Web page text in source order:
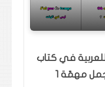
في كتاب